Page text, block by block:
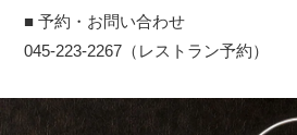
■ 予約・お問い合わせ
045-223-2267（レストラン予約）